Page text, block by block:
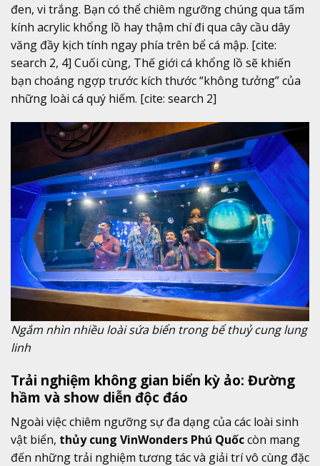
đen, vi trắng. Bạn có thể chiêm ngưỡng chúng qua tấm
kính acrylic khổng lồ hay thậm chí đi qua cây cầu dây
văng đầy kịch tính ngay phía trên bể cá mập. [cite:
search 2, 4] Cuối cùng, Thế giới cá khổng lồ sẽ khiến
bạn choáng ngợp trước kích thước “không tưởng” của
những loài cá quý hiếm. [cite: search 2]
Ngắm nhìn nhiều loài sứa biển trong bể thuỷ cung lung
linh
Trải nghiệm không gian biển kỳ ảo: Đường
hầm và show diễn độc đáo
Ngoài việc chiêm ngưỡng sự đa dạng của các loài sinh
vật biển, thủy cung VinWonders Phú Quốccòn mang
đến những trải nghiệm tương tác và giải trí vô cùng đặc